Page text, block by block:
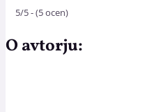
5/5 - (5 ocen)
O avtorju: